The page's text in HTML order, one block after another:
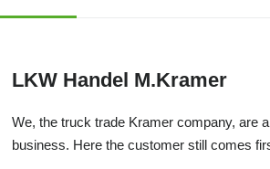
LKW Handel M.Kramer
We, the truck trade Kramer company, are
business. Here the customer still comes